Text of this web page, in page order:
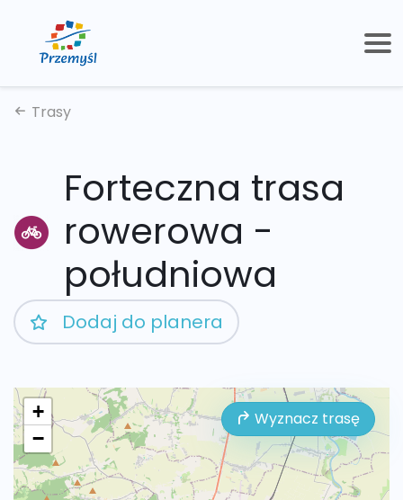
Trasy
Forteczna trasa
rowerowa -
południowa
Dodaj do planera
Wyznacz trasę
+
−